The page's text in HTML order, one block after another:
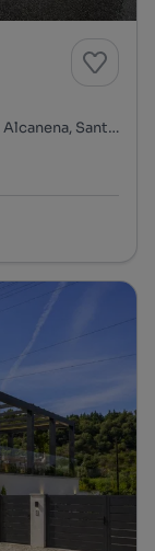
Largo do Barreiro, Alcanena e Vila Moreira, Alcanena, Santarém